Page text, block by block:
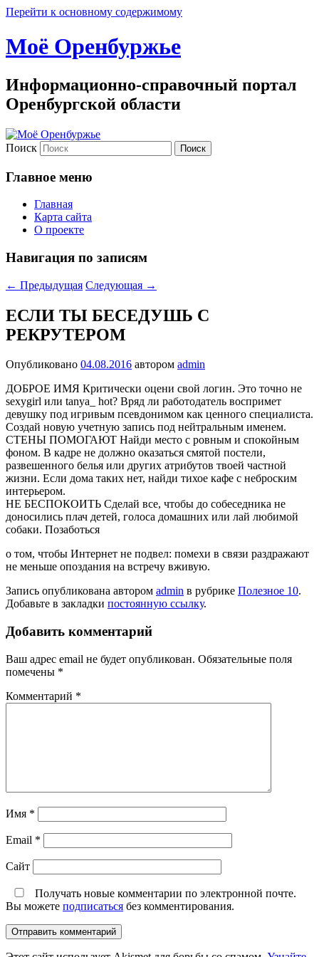
Перейти к основному содержимому
Моё Оренбуржье
Информационно-справочный портал
Оренбургской области
Поиск
Главное меню
Главная
Карта сайта
О проекте
Навигация по записям
← Предыдущая Следующая →
ЕСЛИ ТЫ БЕСЕДУШЬ С
РЕКРУТЕРОМ
Опубликовано 04.08.2016 автором admin
ДОБРОЕ ИМЯ Критически оцени свой логин. Это точно не
sexygirl или tanya_ hot? Вряд ли работодатель воспримет
девушку под игривым псевдонимом как ценного специалиста.
Создай новую учетную запись под нейтральным именем.
СТЕНЫ ПОМОГАЮТ Найди место с ровным и спокойным
фоном. В кадре не должно оказаться смятой постели,
развешенного белья или других атрибутов твоей частной
жизни. Если дома таких нет, найди тихое кафе с неброским
интерьером.
НЕ БЕСПОКОИТЬ Сделай все, чтобы до собеседника не
доносились плач детей, голоса домашних или лай любимой
собаки. Позаботься
о том, чтобы Интернет не подвел: помехи в связи раздражают
не меньше опоздания на встречу вживую.
Запись опубликована автором admin в рубрике Полезное 10.
Добавьте в закладки постоянную ссылку.
Добавить комментарий
Ваш адрес email не будет опубликован. Обязательные поля
помечены *
Комментарий *
Имя *
Email *
Сайт
Получать новые комментарии по электронной почте.
Вы можете подписаться без комментирования.